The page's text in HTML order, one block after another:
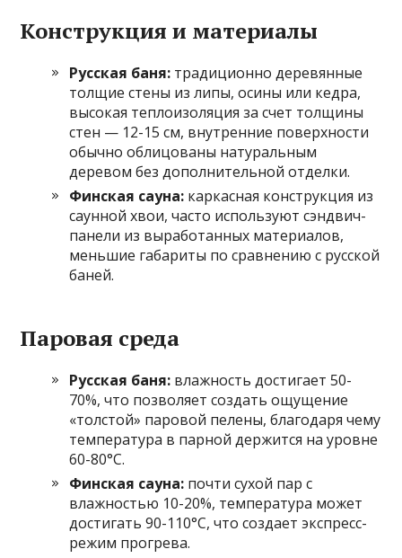
Конструкция и материалы
Русская баня: традиционно деревянные
толщие стены из липы, осины или кедра,
высокая теплоизоляция за счет толщины
стен — 12-15 см, внутренние поверхности
обычно облицованы натуральным
деревом без дополнительной отделки.
Финская сауна: каркасная конструкция из
саунной хвои, часто используют сэндвич-
панели из выработанных материалов,
меньшие габариты по сравнению с русской
баней.
Паровая среда
Русская баня: влажность достигает 50-
70%, что позволяет создать ощущение
«толстой» паровой пелены, благодаря чему
температура в парной держится на уровне
60-80°C.
Финская сауна: почти сухой пар с
влажностью 10-20%, температура может
достигать 90-110°C, что создает экспресс-
режим прогрева.